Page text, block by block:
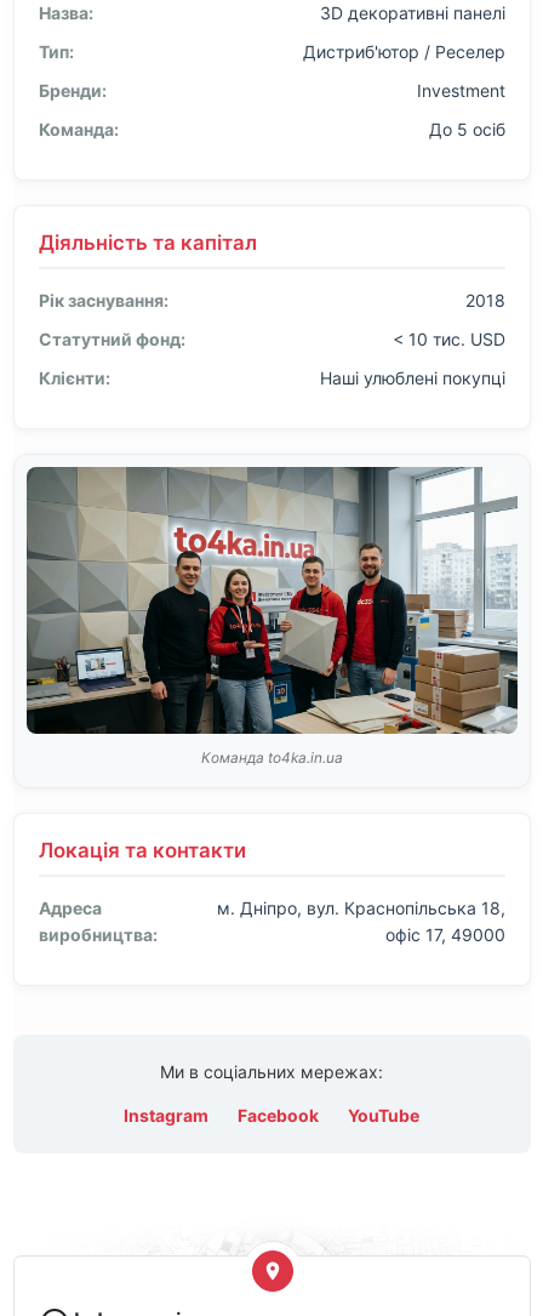
Назва:
3D декоративні панелі
Тип:
Дистриб'ютор / Реселер
Бренди:
Investment
Команда:
До 5 осіб
Діяльність та капітал
Рік заснування:
2018
Статутний фонд:
< 10 тис. USD
Клієнти:
Наші улюблені покупці
Команда to4ka.in.ua
Локація та контакти
Адреса
виробництва:
м. Дніпро, вул. Краснопільська 18,
офіс 17, 49000
Ми в соціальних мережах:
Instagram Facebook YouTube